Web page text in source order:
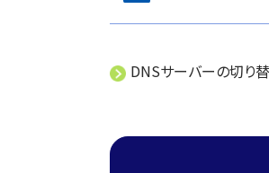
DNSサーバーの切り